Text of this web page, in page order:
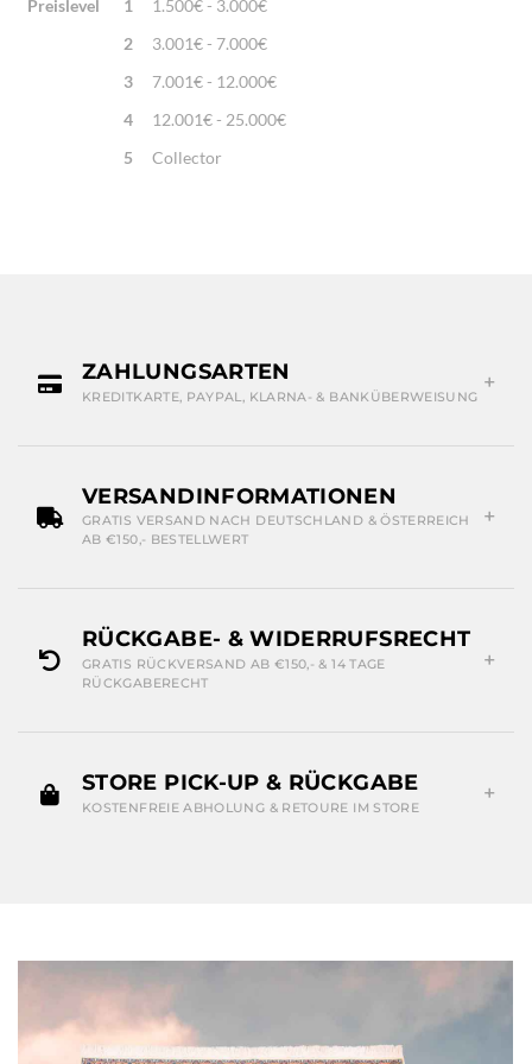
Preislevel
1
1.500€ - 3.000€
2
3.001€ - 7.000€
3
7.001€ - 12.000€
4
12.001€ - 25.000€
5
Collector
ZAHLUNGSARTEN
KREDITKARTE, PAYPAL, KLARNA- & BANKÜBERWEISUNG
VERSANDINFORMATIONEN
GRATIS VERSAND NACH DEUTSCHLAND & ÖSTERREICH
AB €150,- BESTELLWERT
RÜCKGABE- & WIDERRUFSRECHT
GRATIS RÜCKVERSAND AB €150,- & 14 TAGE
RÜCKGABERECHT
STORE PICK-UP & RÜCKGABE
KOSTENFREIE ABHOLUNG & RETOURE IM STORE